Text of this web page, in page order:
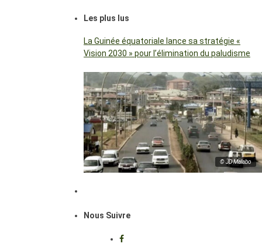
Les plus lus
La Guinée équatoriale lance sa stratégie «
Vision 2030 » pour l’élimination du paludisme
© JD Malabo
Nous Suivre